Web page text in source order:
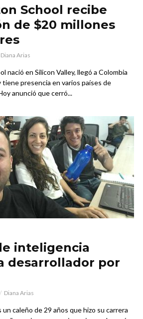
School recibe
de $20 millones
Diana Arias
nació en Silicon Valley, llegó a Colombia
tiene presencia en varios países de
anunció que cerró...
inteligencia
desarrollador por
Diana Arias
caleño de 29 años que hizo su carrera